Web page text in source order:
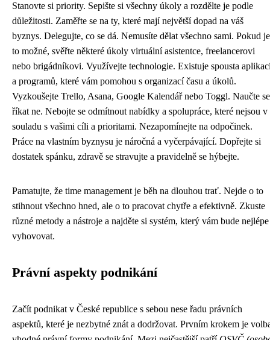
Stanovte si priority. Sepište si všechny úkoly a rozdělte je podle
důležitosti. Zaměřte se na ty, které mají největší dopad na váš
byznys. Delegujte, co se dá. Nemusíte dělat všechno sami. Pokud je
to možné, svěřte některé úkoly virtuální asistentce, freelancerovi
nebo brigádníkovi. Využívejte technologie. Existuje spousta
a programů, které vám pomohou s organizací času a úkolů.
Vyzkoušejte Trello, Asana, Google Kalendář nebo Toggl. Naučte se
říkat ne. Nebojte se odmítnout nabídky a spolupráce, které nejsou v
souladu s vašimi cíli a prioritami. Nezapomínejte na odpočinek.
Práce na vlastním byznysu je náročná a vyčerpávající. Dopřejte si
dostatek spánku, zdravě se stravujte a pravidelně se hýbejte.
Pamatujte, že time management je běh na dlouhou trať. Nejde o to
stihnout všechno hned, ale o to pracovat chytře a efektivně. Zkuste
různé metody a nástroje a najděte si systém, který vám bude nejlépe
vyhovovat.
Právní aspekty podnikání
Začít podnikat v České republice s sebou nese řadu právních
aspektů, které je nezbytné znát a dodržovat. Prvním krokem je